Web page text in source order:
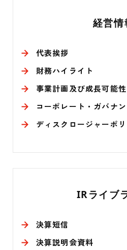
他
リ
経営情
代表挨拶
財務ハイライト
事業計画及び成長可能
コーポレート・ガバナ
ディスクロージャーポ
IRライブ
決算短信
決算説明会資料